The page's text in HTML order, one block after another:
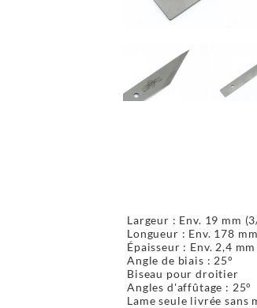
Largeur : Env. 19 mm
Longueur : Env. 178
Épaisseur : Env. 2,4
Angle de biais : 25°
Biseau pour droitier
Angles d'affûtage : 25°
Lame seule livrée sans